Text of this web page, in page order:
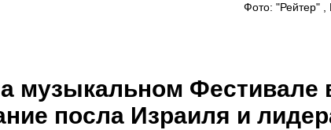
Фото: "Рейтер" ,
музыкальном Фестивале
посла Израиля и